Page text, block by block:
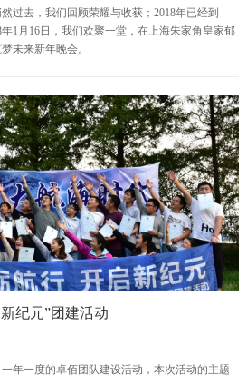
过去，我们回顾荣耀与收获；2018年已经到
1月16日，我们欢聚一堂，在上海朱家角皇家郁
未来新年晚会。
纪元”团建活动
年一度的卓佰团队建设活动，本次活动的主题